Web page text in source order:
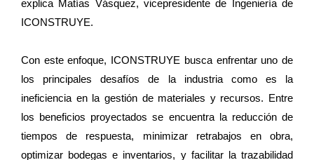
explica Matías Vásquez, vicepresidente de Ingeniería de
ICONSTRUYE.
Con este enfoque, ICONSTRUYE busca enfrentar uno de
los principales desafíos de la industria como es la
ineficiencia en la gestión de materiales y recursos. Entre
los beneficios proyectados se encuentra la reducción de
tiempos de respuesta, minimizar retrabajos en obra,
optimizar bodegas e inventarios, y facilitar la trazabilidad